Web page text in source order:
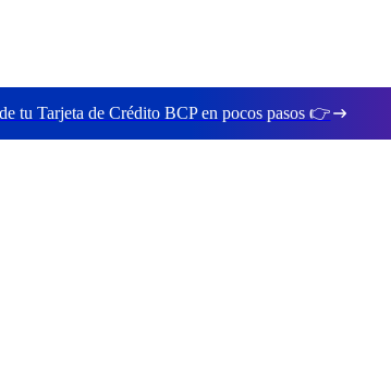
tu Tarjeta de Crédito BCP en pocos pasos 👉